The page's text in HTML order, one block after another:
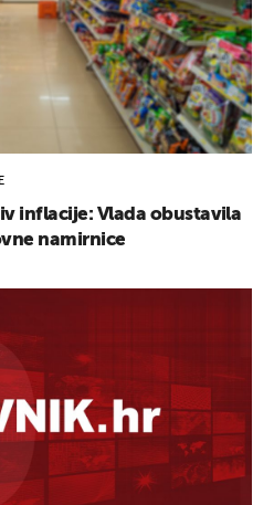
inflacije: Vlada obustavila
namirnice
NOTIFIKACIJE